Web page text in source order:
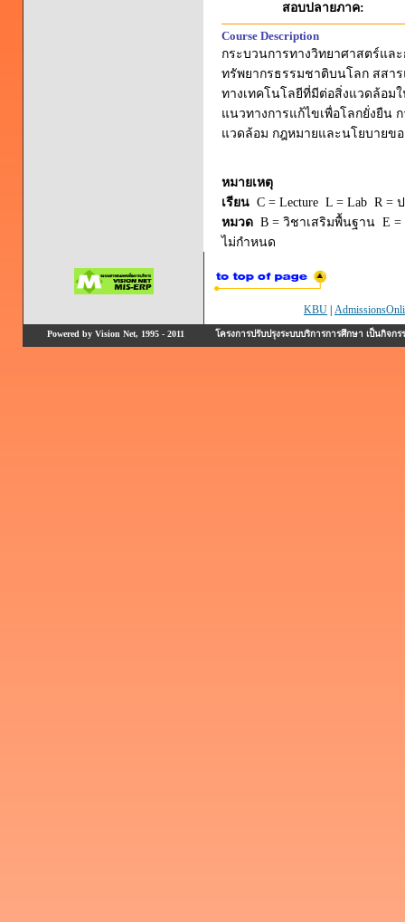
สอบปลายภาค:
Course Description
กระบวนการทางวิทยาศาสตร์แล
ทรัพยากรธรรมชาติบนโลก สสา
ทางเทคโนโลยีที่มีต่อสิ่งแวดล้อม
แนวทางการแก้ไขเพื่อโลกยั่งยืน
แวดล้อม กฎหมายและนโยบายข
หมายเหตุ
เรียน C = Lecture L = Lab R =
หมวด B = วิชาเสริมพื้นฐาน E
ไม่กำหนด
KBU
Powered by Vision Net, 1995 - 2011 โครงการปรับปรุงระบบบริการการศึกษา เป็นกิ